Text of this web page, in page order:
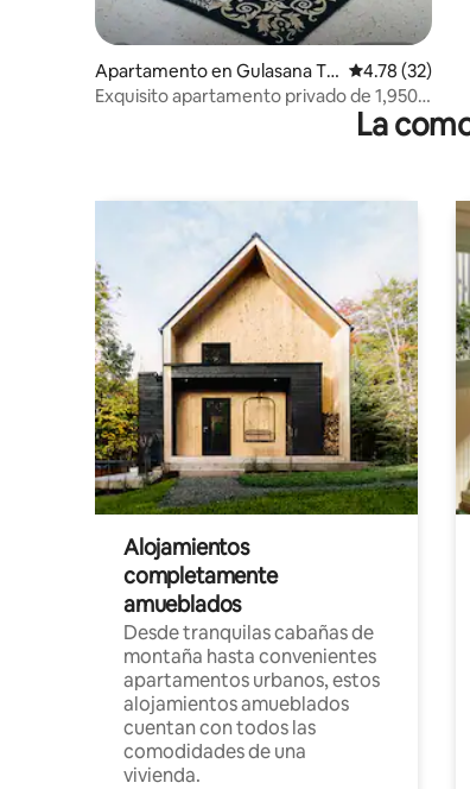
Apartamento en Gulasana Th
ana
Calificación
4.78 (32)
Exquisito apartamento privado de 1,950
La
Alojamientos
completamente
amueblados
Desde tranquilas cabañas de
montaña hasta convenientes
apartamentos urbanos, estos
alojamientos amueblados
cuentan con todos las
comodidades de una
vivienda.